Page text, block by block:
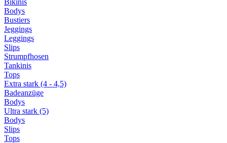
Bodys
Bustiers
Jeggings
Leggings
Slips
Strumpfhosen
Tankinis
Tops
Extra stark (4 - 4,5)
Badeanzüge
Bodys
Ultra stark (5)
Bodys
Slips
Tops